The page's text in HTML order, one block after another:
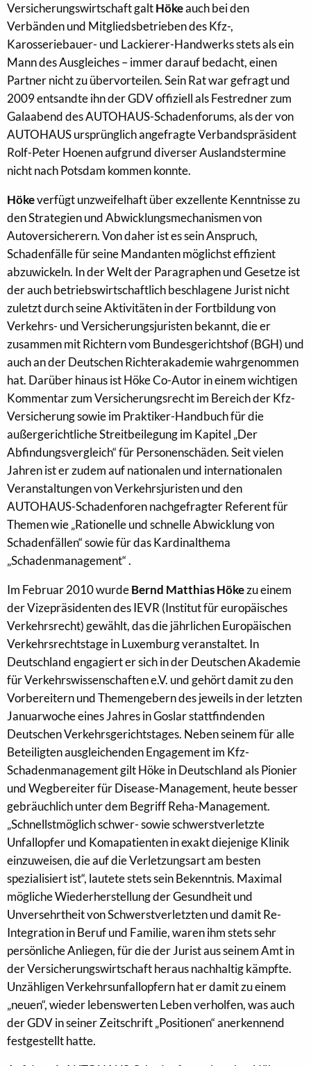
Versicherungswirtschaft galtHökeauch bei den
Verbänden und Mitgliedsbetrieben des Kfz-,
Karosseriebauer- und Lackierer-Handwerks stets als ein
Mann des Ausgleiches – immer darauf bedacht, einen
Partner nicht zu übervorteilen. Sein Rat war gefragt und
2009 entsandte ihn der GDV offiziell als Festredner zum
Galaabend des AUTOHAUS-Schadenforums, als der von
AUTOHAUS ursprünglich angefragte Verbandspräsident
Rolf-Peter Hoenen aufgrund diverser Auslandstermine
nicht nach Potsdam kommen konnte.
Hökeverfügt unzweifelhaft über exzellente Kenntnisse zu
den Strategien und Abwicklungsmechanismen von
Autoversicherern. Von daher ist es sein Anspruch,
Schadenfälle für seine Mandanten möglichst effizient
abzuwickeln. In der Welt der Paragraphen und Gesetze ist
der auch betriebswirtschaftlich beschlagene Jurist nicht
zuletzt durch seine Aktivitäten in der Fortbildung von
Verkehrs- und Versicherungsjuristen bekannt, die er
zusammen mit Richtern vom Bundesgerichtshof (BGH) und
auch an der Deutschen Richterakademie wahrgenommen
hat. Darüber hinaus ist Höke Co-Autor in einem wichtigen
Kommentar zum Versicherungsrecht im Bereich der Kfz-
Versicherung sowie im Praktiker-Handbuch für die
außergerichtliche Streitbeilegung im Kapitel „Der
Abfindungsvergleich“ für Personenschäden. Seit vielen
Jahren ist er zudem auf nationalen und internationalen
Veranstaltungen von Verkehrsjuristen und den
AUTOHAUS-Schadenforen nachgefragter Referent für
Themen wie „Rationelle und schnelle Abwicklung von
Schadenfällen“ sowie für das Kardinalthema
„Schadenmanagement“ .
Im Februar 2010 wurdeBernd Matthias Hökezu einem
der Vizepräsidenten des IEVR (Institut für europäisches
Verkehrsrecht) gewählt, das die jährlichen Europäischen
Verkehrsrechtstage in Luxemburg veranstaltet. In
Deutschland engagiert er sich in der Deutschen Akademie
für Verkehrswissenschaften e.V. und gehört damit zu den
Vorbereitern und Themengebern des jeweils in der letzten
Januarwoche eines Jahres in Goslar stattfindenden
Deutschen Verkehrsgerichtstages. Neben seinem für alle
Beteiligten ausgleichenden Engagement im Kfz-
Schadenmanagement gilt Höke in Deutschland als Pionier
und Wegbereiter für Disease-Management, heute besser
gebräuchlich unter dem Begriff Reha-Management.
„Schnellstmöglich schwer- sowie schwerstverletzte
Unfallopfer und Komapatienten in exakt diejenige Klinik
einzuweisen, die auf die Verletzungsart am besten
spezialisiert ist“, lautete stets sein Bekenntnis. Maximal
mögliche Wiederherstellung der Gesundheit und
Unversehrtheit von Schwerstverletzten und damit Re-
Integration in Beruf und Familie, waren ihm stets sehr
persönliche Anliegen, für die der Jurist aus seinem Amt in
der Versicherungswirtschaft heraus nachhaltig kämpfte.
Unzähligen Verkehrsunfallopfern hat er damit zu einem
„neuen“, wieder lebenswerten Leben verholfen, was auch
der GDV in seiner Zeitschrift „Positionen“ anerkennend
festgestellt hatte.